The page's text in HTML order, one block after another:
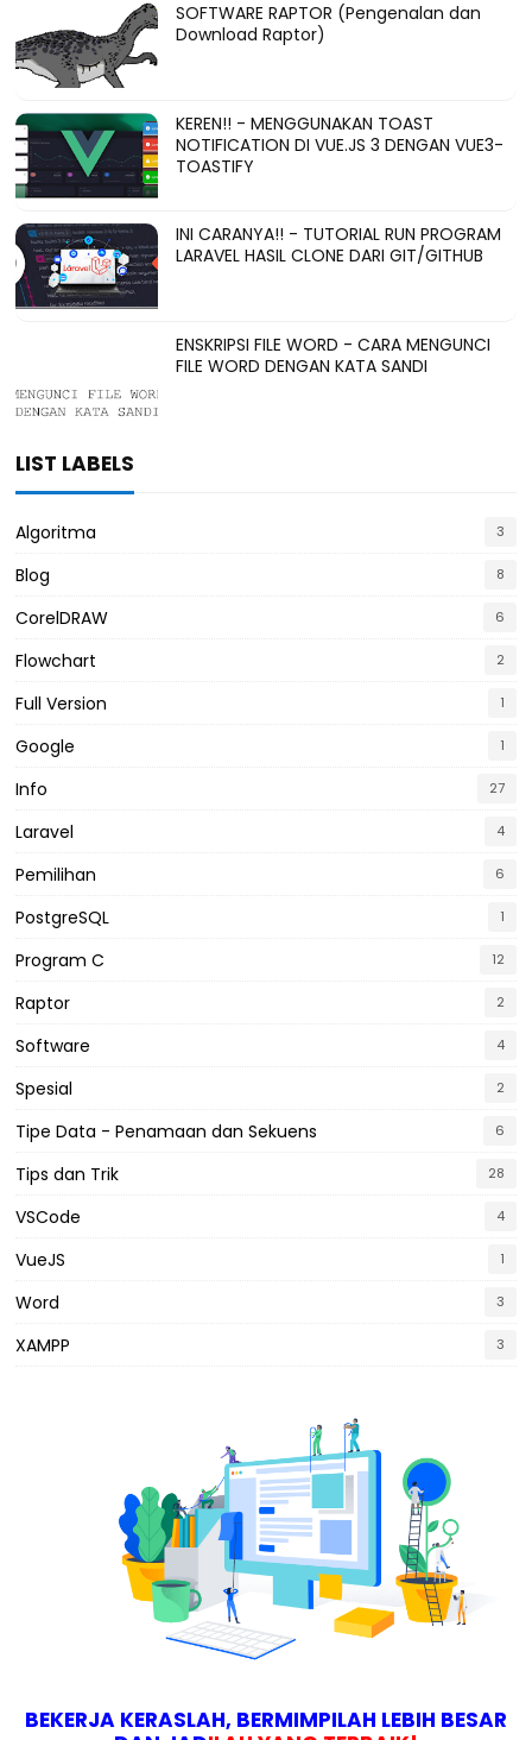
SOFTWARE RAPTOR (Pengenalan dan
Download Raptor)
KEREN!! - MENGGUNAKAN TOAST
NOTIFICATION DI VUE.JS 3 DENGAN VUE3-
TOASTIFY
INI CARANYA!! - TUTORIAL RUN PROGRAM
LARAVEL HASIL CLONE DARI GIT/GITHUB
ENSKRIPSI FILE WORD - CARA MENGUNCI
FILE WORD DENGAN KATA SANDI
LIST LABELS
Algoritma 3
Blog 8
CorelDRAW 6
Flowchart 2
Full Version 1
Google 1
Info 27
Laravel 4
Pemilihan 6
PostgreSQL 1
Program C 12
Raptor 2
Software 4
Spesial 2
Tipe Data - Penamaan dan Sekuens 6
Tips dan Trik 28
VSCode 4
VueJS 1
Word 3
XAMPP 3
BEKERJA KERASLAH, BERMIMPILAH LEBIH BESAR